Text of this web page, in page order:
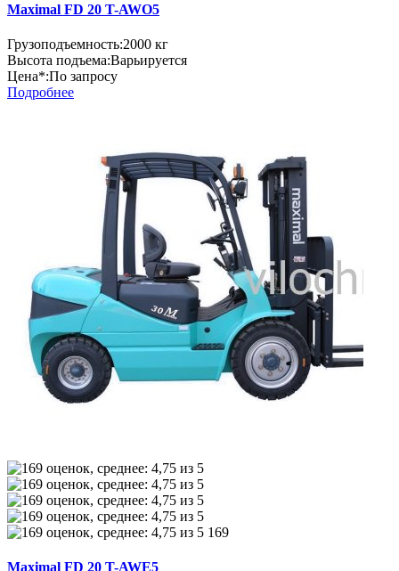
Maximal FD 20 T-AWO5
Грузоподъемность:2000 кг
Высота подъема:Варьируется
Цена*:По запросу
Подробнее
169
Maximal FD 20 T-AWE5